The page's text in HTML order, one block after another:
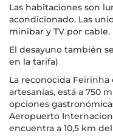
Las habitaciones son
acondicionado. Las
minibar y TV por
El desayuno también
en la tarifa)
La reconocida Feirinha
artesanías, está a 750
opciones
Aeropuerto
encuentra a 10,5 km